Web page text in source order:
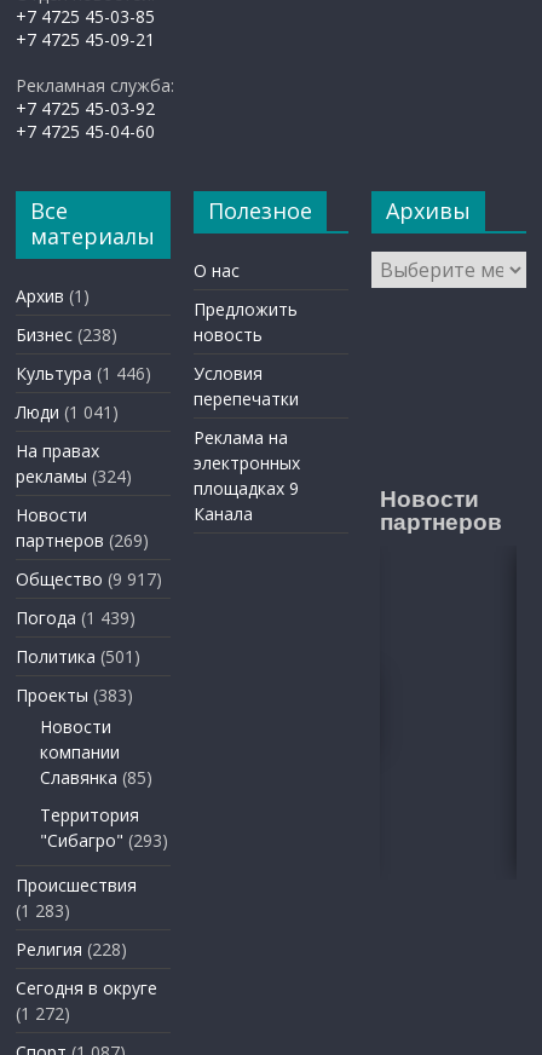
+7 4725 45-03-85
+7 4725 45-09-21
Рекламная служба:
+7 4725 45-03-92
+7 4725 45-04-60
Все
материалы
Архив (1)
Бизнес (238)
Культура (1 446)
Люди (1 041)
На правах
рекламы (324)
Новости
партнеров (269)
Общество (9 917)
Погода (1 439)
Политика (501)
Проекты (383)
Новости
компании
Славянка (85)
Территория
"Сибагро" (293)
Происшествия
(1 283)
Религия (228)
Сегодня в округе
(1 272)
Полезное
О нас
Предложить
новость
Условия
перепечатки
Реклама на
электронных
площадках 9
Канала
Архивы
Архивы
Новости
партнеров